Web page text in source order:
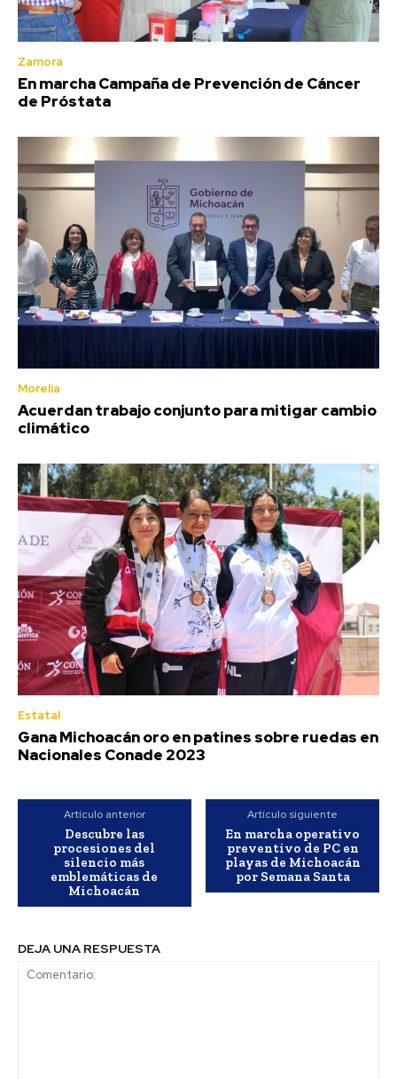
Zamora
En marcha Campaña de Prevención de Cáncer
de Próstata
Morelia
Acuerdan trabajo conjunto para mitigar cambio
climático
Estatal
Gana Michoacán oro en patines sobre ruedas en
Nacionales Conade 2023
Artículo anterior
Descubre las
procesiones del
silencio más
emblemáticas de
Michoacán
Artículo siguiente
En marcha operativo
preventivo de PC en
playas de Michoacán
por Semana Santa
DEJA UNA RESPUESTA